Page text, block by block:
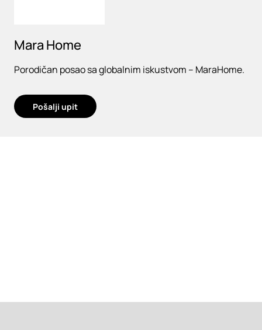
Mara Home
Porodičan posao sa globalnim iskustvom – MaraHome.
Pošalji upit